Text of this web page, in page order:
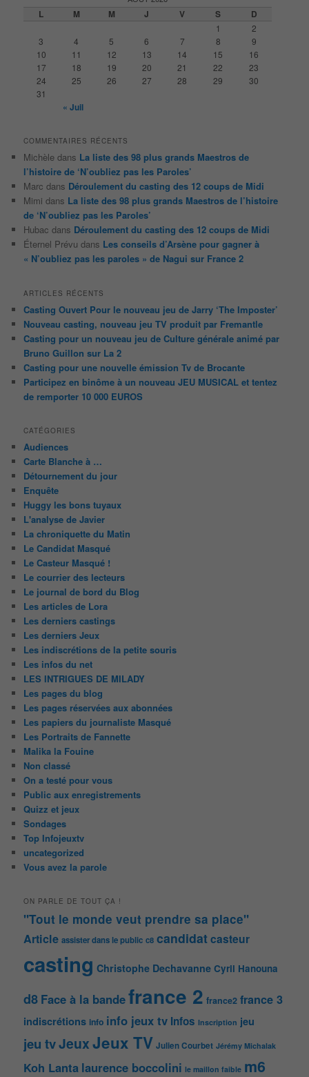
L M M J V S D
1
2
3
4 5 6 7 8
9
10
11 12 13 14 15
16
17
18 19 20 21 22
23
24
25 26 27 28 29
30
31
« Juil
COMMENTAIRES RÉCENTS
Michèle dans La liste des 98 plus grands Maestros de
l’histoire de ‘N’oubliez pas les Paroles’
Marc dans Déroulement du casting des 12 coups de Midi
Mimi dans La liste des 98 plus grands Maestros de l’histoire
de ‘N’oubliez pas les Paroles’
Hubac dans Déroulement du casting des 12 coups de Midi
Éternel Prévu dans Les conseils d’Arsène pour gagner à
« N’oubliez pas les paroles » de Nagui sur France 2
ARTICLES RÉCENTS
Casting Ouvert Pour le nouveau jeu de Jarry ‘The Imposter’
Nouveau casting, nouveau jeu TV produit par Fremantle
Casting pour un nouveau jeu de Culture générale animé par
Bruno Guillon sur La 2
Casting pour une nouvelle émission Tv de Brocante
Participez en binôme à un nouveau JEU MUSICAL et tentez
de remporter 10 000 EUROS
CATÉGORIES
Audiences
Carte Blanche à …
Détournement du jour
Enquête
Huggy les bons tuyaux
L'analyse de Javier
La chroniquette du Matin
Le Candidat Masqué
Le Casteur Masqué !
Le courrier des lecteurs
Le journal de bord du Blog
Les articles de Lora
Les derniers castings
Les derniers Jeux
Les indiscrétions de la petite souris
Les infos du net
LES INTRIGUES DE MILADY
Les pages du blog
Les pages réservées aux abonnées
Les papiers du journaliste Masqué
Les Portraits de Fannette
Malika la Fouine
Non classé
On a testé pour vous
Public aux enregistrements
Quizz et jeux
Sondages
Top Infojeuxtv
uncategorized
Vous avez la parole
ON PARLE DE TOUT ÇA !
"Tout le monde veut prendre sa place"
Article assister dans le public c8 candidatcasteur
casting Christophe Dechavanne Cyril Hanouna
d8 Face à la bandefrance 2 france2 france 3
indiscrétions info info jeux tv Infos Inscription jeu
jeu tvJeuxJeux TV Julien Courbet Jérémy Michalak
Koh Lanta laurence boccolini le maillon faible m6